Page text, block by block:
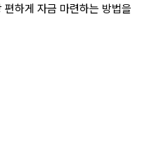
하게 자금 마련하는 방법을